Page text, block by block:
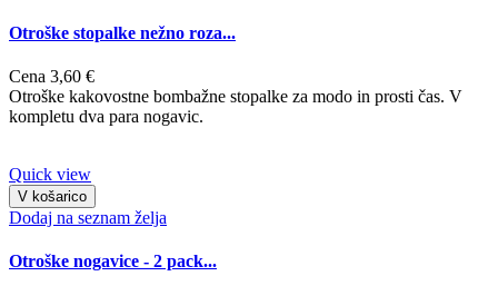
Otroške stopalke nežno roza...
Cena 3,60 €
Otroške kakovostne bombažne stopalke za modo in prosti čas. V
kompletu dva para nogavic.
Quick view
V košarico
Dodaj na seznam želja
Otroške nogavice - 2 pack...